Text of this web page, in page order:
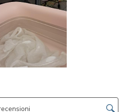
delle recensioni